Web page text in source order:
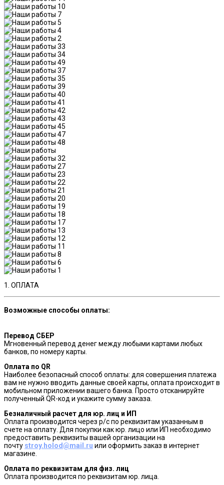
1. ОПЛАТА
Возможные способы оплаты:
Перевод СБЕР
Мгновенный перевод денег между любыми картами любых
банков, по номеру карты.
Оплата по QR
Наиболее безопасный способ оплаты: для совершения платежа
вам не нужно вводить данные своей карты, оплата происходит в
мобильном приложении вашего банка. Просто отсканируйте
полученный QR-код и укажите сумму заказа.
Безналичный расчет для юр. лиц и ИП
Оплата производится через р/с по реквизитам указанным в
счете на оплату. Для покупки как юр. лицо или ИП необходимо
предоставить реквизиты вашей организации на
почту stroy.holod@mail.ru или оформить заказ в интернет
магазине.
Оплата по реквизитам для физ. лиц
Оплата производится по реквизитам юр. лица.